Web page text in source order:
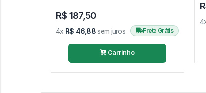
R$ 187,50
4x R$ 46,88sem juros Frete Grátis
Carrinho